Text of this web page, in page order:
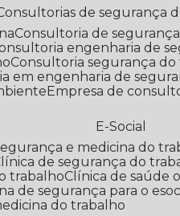
Consultorias de segurança
Consultoria de
engenharia de
Consultoria segurança
em engenharia de
Empresa de
E-Social
Segurança e medicina do
Clínica de segurança do
trabalho
Clínica de saúde
de segurança para o
do trabalho